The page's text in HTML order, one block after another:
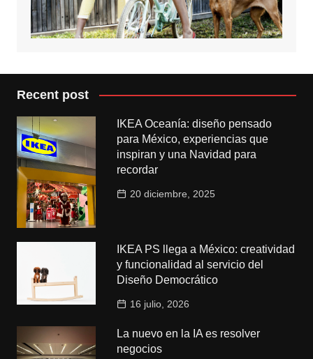
Recent post
IKEA Oceanía: diseño pensado
para México, experiencias que
inspiran y una Navidad para
recordar
20 diciembre, 2025
IKEA PS llega a México: creatividad
y funcionalidad al servicio del
Diseño Democrático
16 julio, 2026
La nuevo en la IA es resolver
negocios